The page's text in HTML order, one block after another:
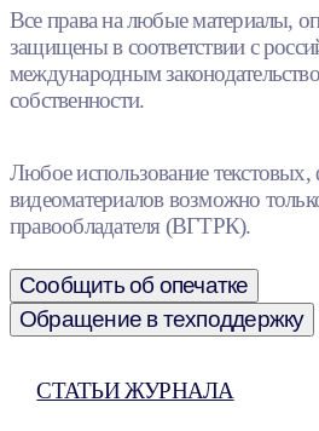
Все права на любые материалы,
защищены в соответствии с
международным
собственности.
Любое использование текстовых,
видеоматериалов возможно
правообладателя (ВГТРК).
Сообщить об опечатке
Обращение в техподдержку
СТАТЬИ ЖУРНАЛА